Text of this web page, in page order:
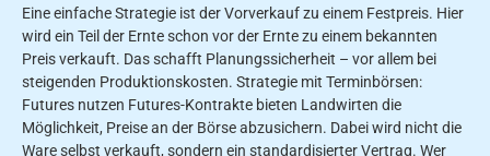
Eine einfache Strategie ist der Vorverkauf zu einem Festpreis. Hier
wird ein Teil der Ernte schon vor der Ernte zu einem bekannten
Preis verkauft. Das schafft Planungssicherheit – vor allem bei
steigenden Produktionskosten. Strategie mit Terminbörsen:
Futures nutzen Futures-Kontrakte bieten Landwirten die
Möglichkeit, Preise an der Börse abzusichern. Dabei wird nicht die
Ware selbst verkauft, sondern ein standardisierter Vertrag. Wer